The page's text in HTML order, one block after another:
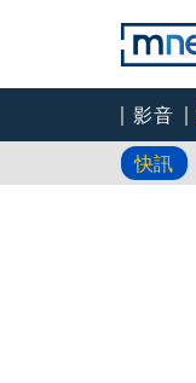
影音
快訊